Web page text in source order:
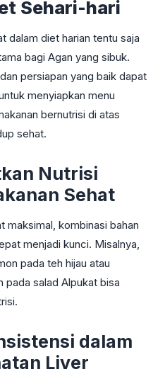
Sehari-hari
dalam diet harian tentu saja
bagi Agan yang sibuk.
persiapan yang baik dapat
menyiapkan menu
bernutrisi di atas
sehat.
Nutrisi
Sehat
maksimal, kombinasi bahan
menjadi kunci. Misalnya,
pada teh hijau atau
pada salad Alpukat bisa
dalam
Liver